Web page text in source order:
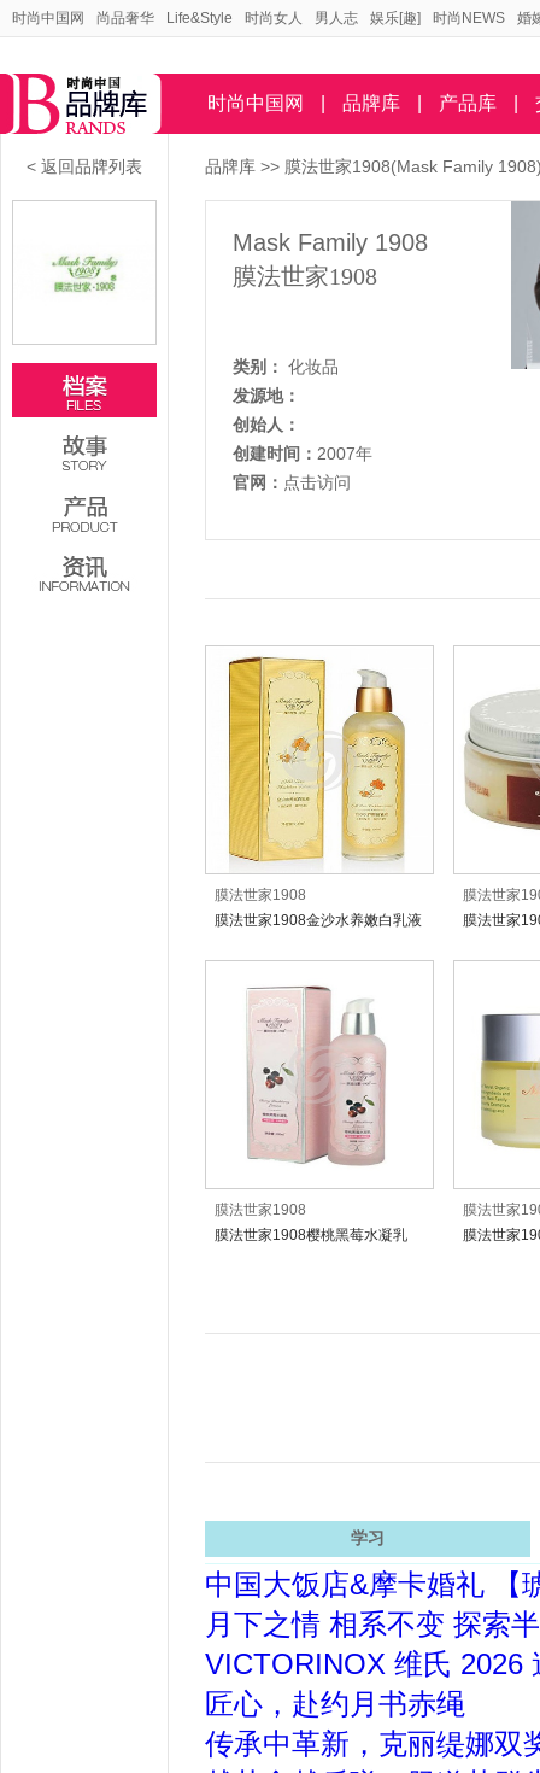
时尚中国网 尚品奢华 Life&Style 时尚女人 男人志 娱乐[趣] 时尚NEWS 婚
时尚中国网 品牌库 产品库
< 返回品牌列表 品牌库 >> 膜法世家1908(Mask Family
Mask Family 1908
膜法世家1908
类别： 化妆品
发源地：
创始人：
创建时间： 2007年
官网： 点击访问
膜法世家1908
膜法世家1908金沙水养嫩白乳液
膜法世家
膜法世家
膜法世家1908
膜法世家1908樱桃黑莓水凝乳
膜法世家
膜法世家
学习
中国大饭店&摩卡婚礼
月下之情 相系不变 探索
VICTORINOX 维氏
匠心，赴约月书赤绳
传承中革新，克丽缇娜双